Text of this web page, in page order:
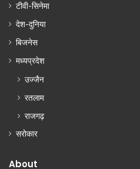
टीवी-सिनेमा
देश-दुनिया
बिजनेस
मध्यप्रदेश
उज्जैन
रतलाम
राजगढ़
सरोकार
About